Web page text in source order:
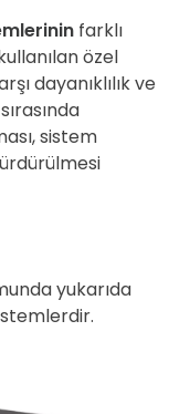
farklı
özel
dayanıklılık ve
sistem
yukarıda